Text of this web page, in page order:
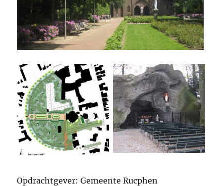
Opdrachtgever: Gemeente Rucphen